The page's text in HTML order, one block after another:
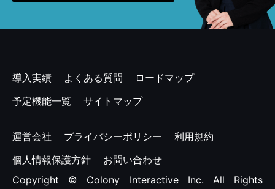
2022年7月 [1]
2022年4月 [1]
2021年7月 [1]
2021年4月 [1]
導入実績 よくある質問
ロードマップ
予定機能一覧
サイトマップ
運営会社 プライバシーポリシー
利用規約
個人情報保護方針
お問い合わせ
Copyright © Colony Interactive Inc. All Rights